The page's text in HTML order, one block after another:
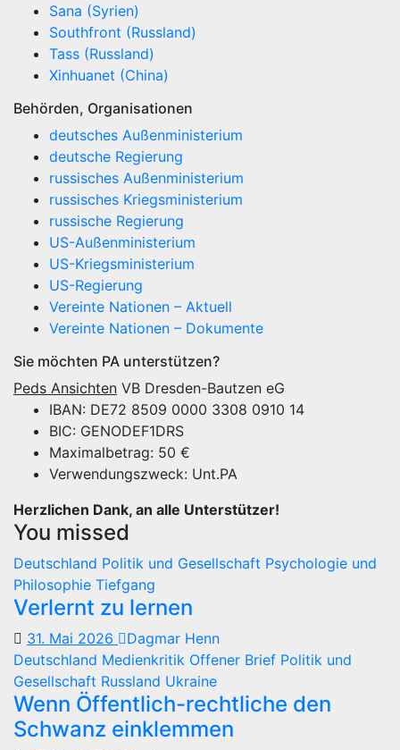
Sana (Syrien)
Southfront (Russland)
Tass (Russland)
Xinhuanet (China)
Behörden, Organisationen
deutsches Außenministerium
deutsche Regierung
russisches Außenministerium
russisches Kriegsministerium
russische Regierung
US-Außenministerium
US-Kriegsministerium
US-Regierung
Vereinte Nationen – Aktuell
Vereinte Nationen – Dokumente
Sie möchten PA unterstützen?
Peds Ansichten VB Dresden-Bautzen eG
IBAN: DE72 8509 0000 3308 0910 14
BIC: GENODEF1DRS
Maximalbetrag: 50 €
Verwendungszweck: Unt.PA
Herzlichen Dank, an alle Unterstützer!
You missed
Deutschland Politik und Gesellschaft Psychologie und
Philosophie Tiefgang
Verlernt zu lernen
31. Mai 2026
Dagmar Henn
Deutschland Medienkritik Offener Brief Politik und
Gesellschaft Russland Ukraine
Wenn Öffentlich-rechtliche den
Schwanz einklemmen